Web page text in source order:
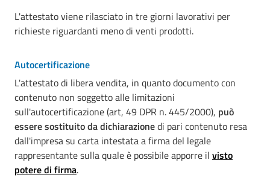
L'attestato viene rilasciato in tre giorni lavorativi per
richieste riguardanti meno di venti prodotti.
Autocertificazione
L'attestato di libera vendita, in quanto documento con
contenuto non soggetto alle limitazioni
sull'autocertificazione (art, 49 DPR n. 445/2000), può
essere sostituito da dichiarazionedi pari contenuto resa
dall'impresa su carta intestata a firma del legale
rappresentante sulla quale è possibile apporre il visto
potere di firma.